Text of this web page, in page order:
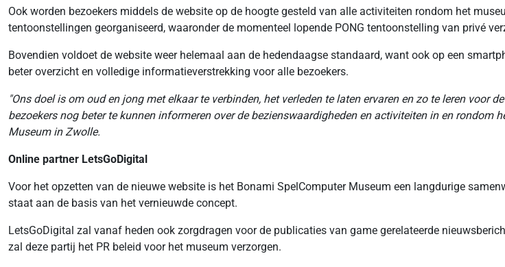
Ook worden bezoekers middels de website op de hoogte gesteld van alle activiteiten rondom het
tentoonstellingen georganiseerd, waaronder de momenteel lopende PONG tentoonstelling van privé
Bovendien voldoet de website weer helemaal aan de hedendaagse standaard, want ook op een
beter overzicht en volledige informatieverstrekking voor alle bezoekers.
"Ons doel is om oud en jong met elkaar te verbinden, het verleden te laten ervaren en zo te leren
bezoekers nog beter te kunnen informeren over de bezienswaardigheden en activiteiten in en rondom
Museum in Zwolle.
Online partner LetsGoDigital
Voor het opzetten van de nieuwe website is het Bonami SpelComputer Museum een langdurige
staat aan de basis van het vernieuwde concept.
LetsGoDigital zal vanaf heden ook zorgdragen voor de publicaties van game gerelateerde
zal deze partij het PR beleid voor het museum verzorgen.